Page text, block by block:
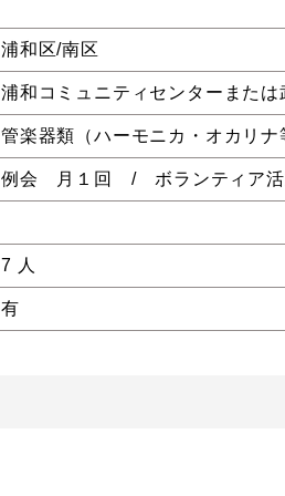
浦和区/南区
浦和コミュニティセンターまた
管楽器類（ハーモニカ・オカリナ
例会 月１回 / ボランティア活
7 人
有